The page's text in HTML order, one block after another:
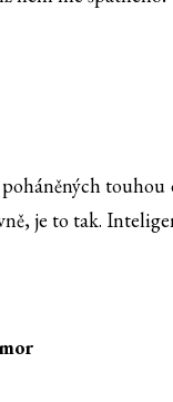
je to tak.